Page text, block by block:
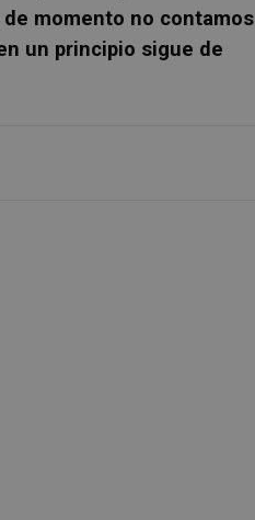
momento no contamos
un principio sigue de